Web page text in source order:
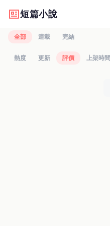
短篇小說
全部 連載 完結
熱度 更新 評價 上架時間